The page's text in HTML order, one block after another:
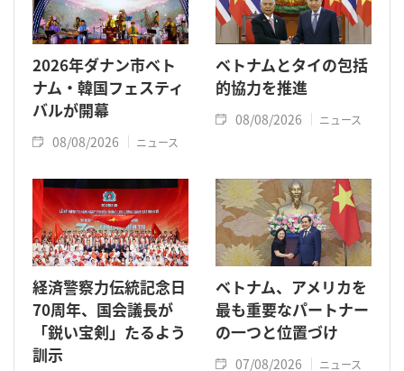
2026年ダナン市ベト
ナム・韓国フェスティ
バルが開幕
08/08/2026 ニュース
ベトナムとタイの包括
的協力を推進
08/08/2026 ニュース
経済警察力伝統記念日
70周年、国会議長が
「鋭い宝剣」たるよう
訓示
ベトナム、アメリカを
最も重要なパートナー
の一つと位置づけ
07/08/2026 ニュース